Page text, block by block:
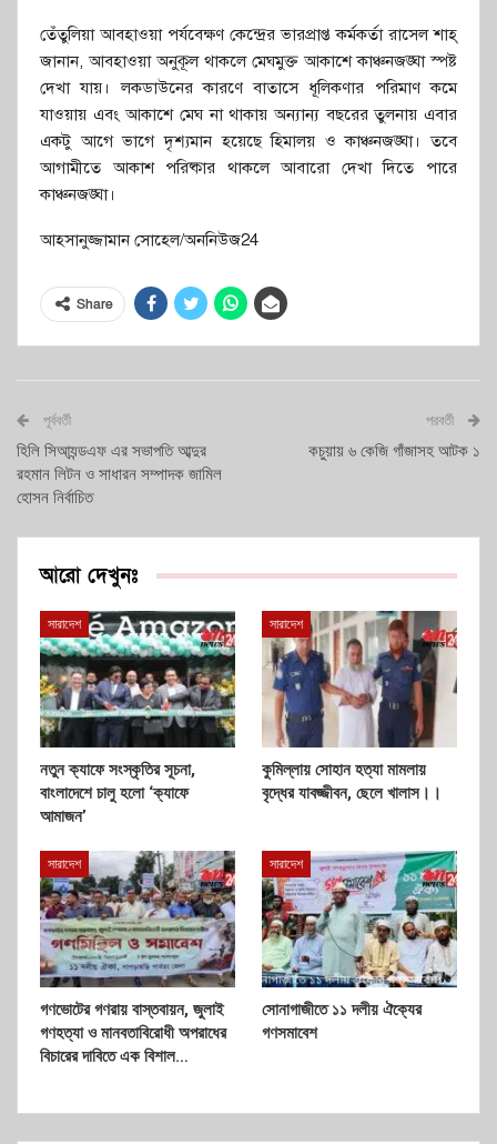
তেঁতুলিয়া আবহাওয়া পর্যবেক্ষণ কেন্দ্রের ভারপ্রাপ্ত কর্মকর্তা রাসেল শাহ্
জানান, আবহাওয়া অনুকূল থাকলে মেঘমুক্ত আকাশে কাঞ্চনজঙ্ঘা স্পষ্ট
দেখা যায়। লকডাউনের কারণে বাতাসে ধূলিকণার পরিমাণ কমে
যাওয়ায় এবং আকাশে মেঘ না থাকায় অন্যান্য বছরের তুলনায় এবার
একটু আগে ভাগে দৃশ্যমান হয়েছে হিমালয় ও কাঞ্চনজঙ্ঘা। তবে
আগামীতে আকাশ পরিষ্কার থাকলে আবারো দেখা দিতে পারে
কাঞ্চনজঙ্ঘা।
আহসানুজ্জামান সোহেল/অননিউজ24
Share
পূর্ববর্তী
হিলি সিআ্যন্ডএফ এর সভাপতি আব্দুর
রহমান লিটন ও সাধারন সম্পাদক জামিল
হোসন নির্বাচিত
পরবর্তী
কচুয়ায় ৬ কেজি গাঁজাসহ আটক ১
আরো দেখুনঃ
সারাদেশ
নতুন ক্যাফে সংস্কৃতির সূচনা,
বাংলাদেশে চালু হলো ‘ক্যাফে
আমাজন’
সারাদেশ
কুমিল্লায় সোহান হত্যা মামলায়
বৃদ্ধের যাবজ্জীবন, ছেলে খালাস।।
সারাদেশ
গণভোটের গণরায় বাস্তবায়ন, জুলাই
গণহত্যা ও মানবতাবিরোধী অপরাধের
বিচারের দাবিতে এক বিশাল…
সারাদেশ
সোনাগাজীতে ১১ দলীয় ঐক্যের
গণসমাবেশ